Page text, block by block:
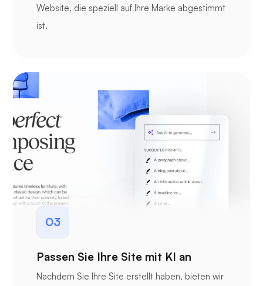
Website, die speziell auf Ihre Marke abgestimmt
ist.
03
Passen Sie Ihre Site mit KI an
Nachdem Sie Ihre Site erstellt haben, bieten wir